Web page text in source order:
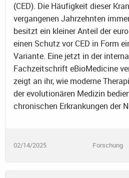
(CED). Die Häufigkeit dieser
vergangenen Jahrzehnten
besitzt ein kleiner Anteil der
einen Schutz vor CED in Form
Variante. Eine jetzt in der
Fachzeitschrift eBioMedicine
zeigt an ihr, wie moderne
der evolutionären Medizin
chronischen Erkrankungen der
02/14/2025 Forschung